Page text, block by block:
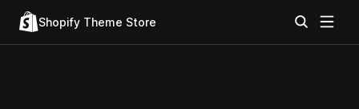
Shopify Theme Store